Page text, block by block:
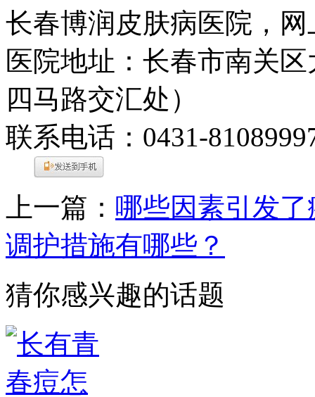
长春博润皮肤病医院，
医院地址：长春市南关
四马路交汇处）
联系电话：0431-
上一篇： 哪些因素引发了
调护措施有哪些？
猜你感兴趣的话题